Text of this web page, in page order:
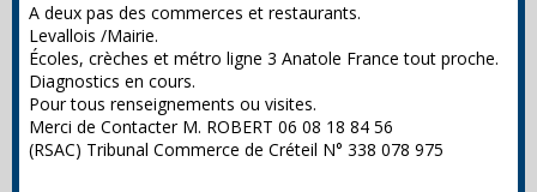
A deux pas des commerces et restaurants.
Levallois /Mairie.
Écoles, crèches et métro ligne 3 Anatole France tout proche.
Diagnostics en cours.
Pour tous renseignements ou visites.
Merci de Contacter M. ROBERT 06 08 18 84 56
(RSAC) Tribunal Commerce de Créteil N° 338 078 975